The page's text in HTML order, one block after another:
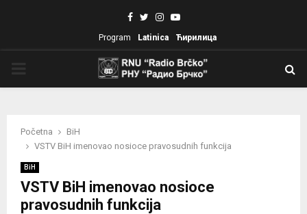
Facebook
TwitterInstagram
Youtube
Program Latinica Ћирилица
Početna
BiH
VSTV BiH imenovao nosioce pravosudnih funkcija
BiH
VSTV BiH imenovao nosioce
pravosudnih funkcija